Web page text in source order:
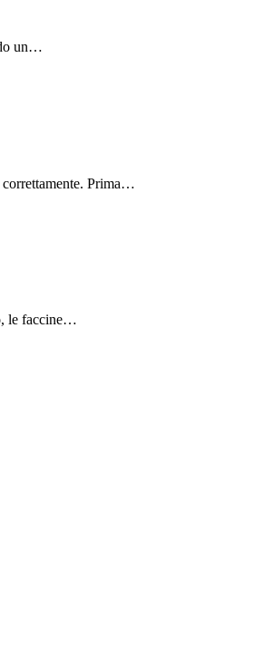
un…
correttamente. Prima…
le faccine…